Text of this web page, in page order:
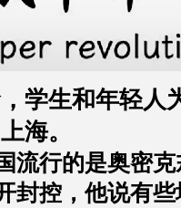
学生和年轻人
海。
流行的是奥密
封控，他说有